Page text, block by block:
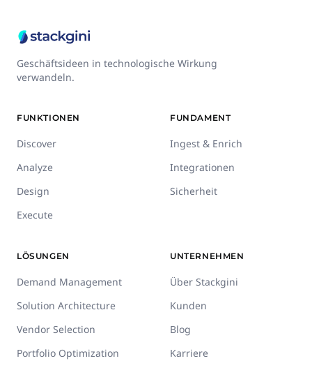
Geschäftsideen in technologische Wirkung
verwandeln.
FUNKTIONEN
Discover
Analyze
Design
Execute
FUNDAMENT
Ingest & Enrich
Integrationen
Sicherheit
LÖSUNGEN
Demand Management
Solution Architecture
Vendor Selection
Portfolio Optimization
UNTERNEHMEN
Über Stackgini
Kunden
Blog
Karriere